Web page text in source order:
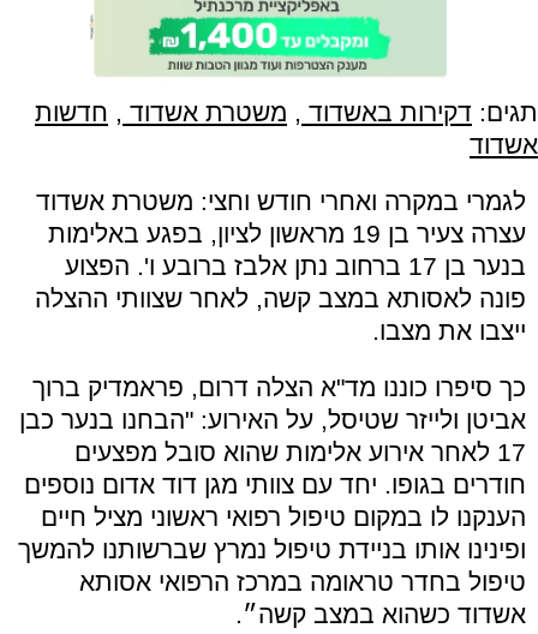
תגים: דקירות באשדוד , משטרת אשדוד , חדשות
אשדוד
לגמרי במקרה ואחרי חודש וחצי: משטרת אשדוד
עצרה צעיר בן 19 מראשון לציון, בפגע באלימות
בנער בן 17 ברחוב נתן אלבז ברובע ו'. הפצוע
פונה לאסותא במצב קשה, לאחר שצוותי ההצלה
ייצבו את מצבו.
כך סיפרו כוננו מד"א הצלה דרום, פראמדיק ברוך
אביטן ולייזר שטיסל, על האירוע: "הבחנו בנער כבן
17 לאחר אירוע אלימות שהוא סובל מפצעים
חודרים בגופו. יחד עם צוותי מגן דוד אדום נוספים
הענקנו לו במקום טיפול רפואי ראשוני מציל חיים
ופינינו אותו בניידת טיפול נמרץ שברשותנו להמשך
טיפול בחדר טראומה במרכז הרפואי אסותא
אשדוד כשהוא במצב קשה״.